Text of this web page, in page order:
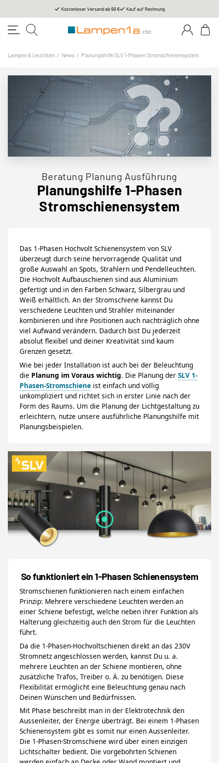
Kostenloser Versand ab 99 € Kauf auf Rechnung
Lampen & Leuchten / News / Planungshilfe SLV 1-Phasen Stromschienensystem
Beratung Planung Ausführung
Planungshilfe 1-Phasen
Stromschienensystem
Das 1-Phasen Hochvolt Schienensystem von SLV
überzeugt durch seine hervorragende Qualität und
große Auswahl an Spots, Strahlern und Pendelleuchten.
Die Hochvolt Aufbauschienen sind aus Aluminium
gefertigt und in den Farben Schwarz, Silbergrau und
Weiß erhältlich. An der Stromschiene kannst Du
verschiedene Leuchten und Strahler miteinander
kombinieren und ihre Positionen auch nachträglich ohne
viel Aufwand verändern. Dadurch bist Du jederzeit
absolut flexibel und deiner Kreativität sind kaum
Grenzen gesetzt.
Wie bei jeder Installation ist auch bei der Beleuchtung
die Planung im Voraus wichtig. Die Planung der SLV 1-
Phasen-Stromschiene ist einfach und völlig
unkompliziert und richtet sich in erster Linie nach der
Form des Raums. Um die Planung der Lichtgestaltung zu
erleichtern, nutze unsere ausführliche Planungshilfe mit
Planungsbeispielen.
So funktioniert ein 1-Phasen Schienensystem
Stromschienen funktionieren nach einem einfachen
Prinzip: Mehrere verschiedene Leuchten werden an
einer Schiene befestigt, welche neben ihrer Funktion als
Halterung gleichzeitig auch den Strom für die Leuchten
führt.
Da die 1-Phasen-Hochvoltschienen direkt an das 230V
Stromnetz angeschlossen werden, kannst Du u. a.
mehrere Leuchten an der Schiene montieren, ohne
zusätzliche Trafos, Treiber o. Ä. zu benötigen. Diese
Flexibilität ermöglicht eine Beleuchtung genau nach
Deinen Wünschen und Bedürfnissen.
Mit Phase beschreibt man in der Elektrotechnik den
Aussenleiter, der Energie überträgt. Bei einem 1-Phasen
Schienensystem gibt es somit nur einen Aussenleiter.
Die 1-Phasen-Stromschiene wird über einen einzigen
Lichtschalter bedient. Die vorgebohrten Schienen